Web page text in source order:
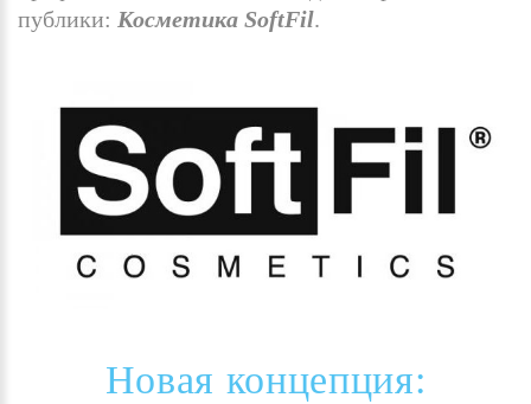
публики: Косметика SoftFil.
Новая концепция: